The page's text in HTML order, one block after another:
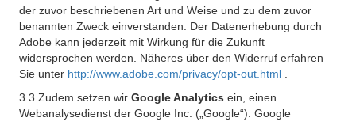
der zuvor beschriebenen Art und Weise und zu dem zuvor
benannten Zweck einverstanden. Der Datenerhebung durch
Adobe kann jederzeit mit Wirkung für die Zukunft
widersprochen werden. Näheres über den Widerruf erfahren
Sie unter http://www.adobe.com/privacy/opt-out.html
3.3 Zudem setzen wir Google Analytics ein, einen
Webanalysedienst der Google Inc. („Google“). Google